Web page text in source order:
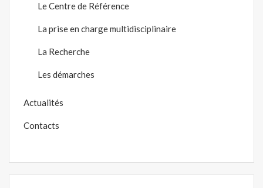
Le Centre de Référence
La prise en charge multidisciplinaire
La Recherche
Les démarches
Actualités
Contacts